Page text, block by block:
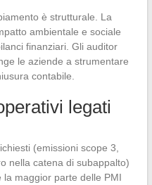
è strutturale. La
ambientale e sociale
finanziari. Gli auditor
le aziende a strumentare
contabile.
legati
(emissioni scope 3,
nella catena di subappalto)
maggior parte delle PMI